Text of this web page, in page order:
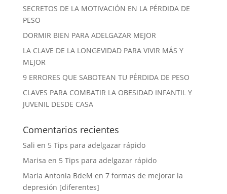
SECRETOS DE LA MOTIVACIÓN EN LA PÉRDIDA DE
PESO
DORMIR BIEN PARA ADELGAZAR MEJOR
LA CLAVE DE LA LONGEVIDAD PARA VIVIR MÁS Y
MEJOR
9 ERRORES QUE SABOTEAN TU PÉRDIDA DE PESO
CLAVES PARA COMBATIR LA OBESIDAD INFANTIL Y
JUVENIL DESDE CASA
Comentarios recientes
Sali en 5 Tips para adelgazar rápido
Marisa en 5 Tips para adelgazar rápido
Maria Antonia BdeM en 7 formas de mejorar la
depresión [diferentes]